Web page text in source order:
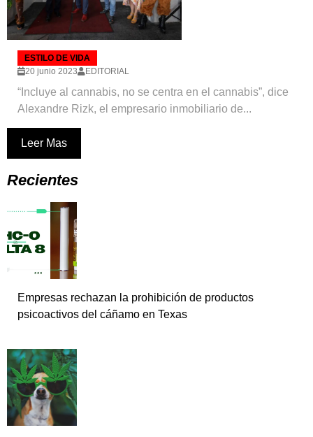
ESTILO DE VIDA
20 junio 2023
EDITORIAL
“Incluye al cannabis, no se centra en el cannabis”, dice
Alexandre Rizk, el empresario inmobiliario de...
Leer Mas
Recientes
Empresas rechazan la prohibición de productos
psicoactivos del cáñamo en Texas